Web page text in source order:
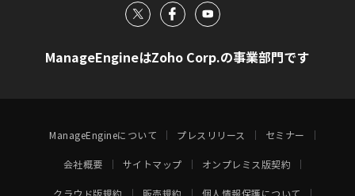
ManageEngineはZoho Corp.の事業部門です
ManageEngineについて プレスリリース セミナー
会社概要 サイトマップ オンプレミス版契約